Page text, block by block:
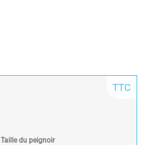
TTC
Taille du peignoir